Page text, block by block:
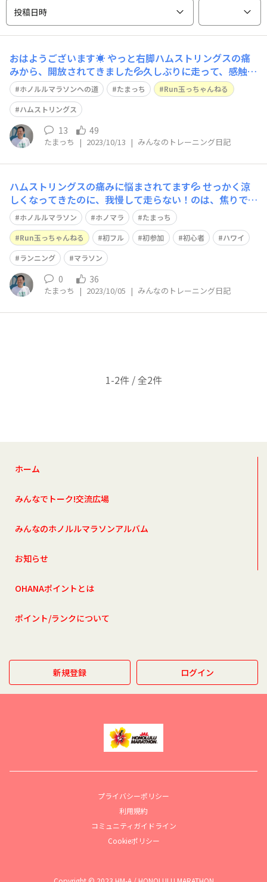
投稿日時
おはようございます☀ やっと右脚ハムストリングスの痛
みから、開放されてきました💦久しぶりに走って、感触を
確かめました🤗 焦って走り過ぎないよう、抑えつつも30k
m走などのメニューへも取り組みたいと思います😊 休ん
でる間に、YouTubeチャンネルを、Run専用チャンネルへ
移行しました。 https
ホノルルマラソンへの道 たまっち
Run玉っちゃんねる
ハムストリングス
13 49
たまっち | 2023/10/13 | みんなのトレーニング日記
ハムストリングスの痛みに悩まされてます💦 せっかく涼
しくなってきたのに、我慢して走らない！のは、焦りでツ
ライです。 そんな時こそ！という事で、YouTubeの引越
をしています。 初フル『ホノルルマラソンへの道』をYou
Tubeにしていますが、Run特化のチャンネルを作る事に
しました！ 引越し先は
ホノルルマラソン ホノマラ
たまっち
Run玉っちゃんねる
初フル 初参加 初心者
ハワイ
ランニング
マラソン
0 36
たまっち | 2023/10/05 | みんなのトレーニング日記
1-2件 / 全2件
ホーム
みんなでトーク!交流広場
みんなのホノルルマラソンアルバム
お知らせ
OHANAポイントとは
ポイント/ランクについて
新規登録 ログイン
プライバシーポリシー
利用規約
コミュニティガイドライン
Cookieポリシー